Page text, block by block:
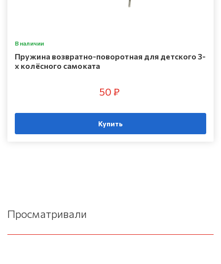
В наличии
Пружина возвратно-поворотная для детского 3-
х колёсного самоката
50 ₽
Купить
Просматривали